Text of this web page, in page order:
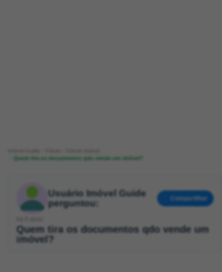
Quem tira os documentos qdo vende um imóvel?
Usuário Imóvel Guide
perguntou:
Compartilhar
Quem tira os documentos qdo vende um
imóvel?